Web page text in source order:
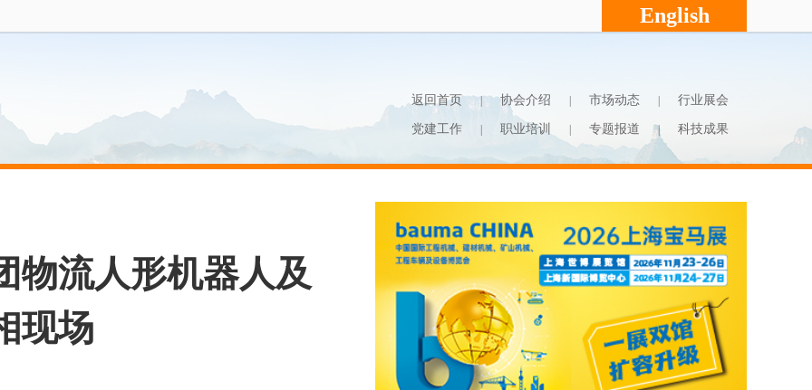
English
返回首页 协会介绍 市场动态 行业展会
党建工作 职业培训 专题报道 | 科技成果
物流人形机器人及
现场